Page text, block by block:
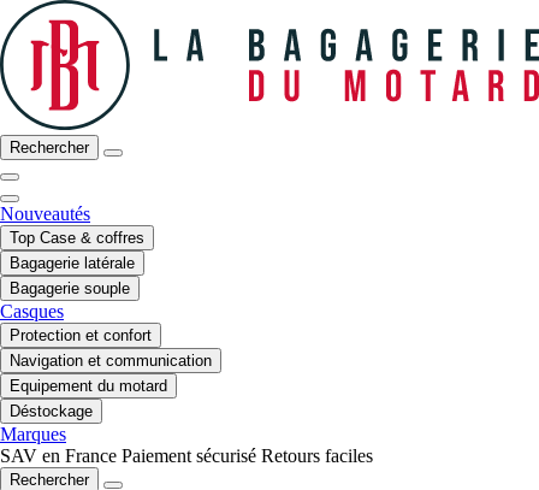
Rechercher
Nouveautés
Top Case & coffres
Bagagerie latérale
Bagagerie souple
Casques
Protection et confort
Navigation et communication
Equipement du motard
Déstockage
Marques
SAV en France Paiement sécurisé Retours faciles
Rechercher